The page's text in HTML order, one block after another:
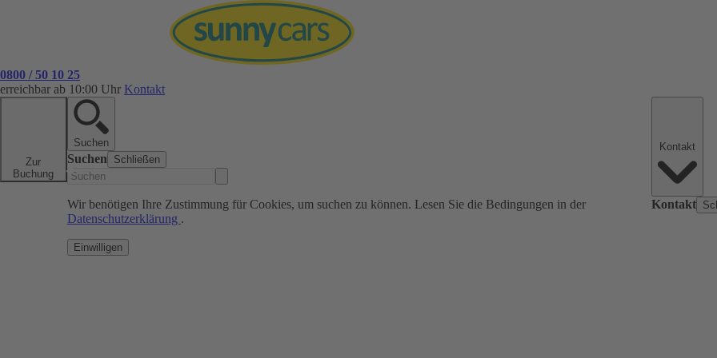
0800 / 50 10 25
erreichbar ab 10:00 Uhr Kontakt
Zur
Buchung
Suchen
Suchen Schließen
Wir benötigen Ihre Zustimmung für Cookies, um suchen zu können. Lesen Sie die Bedingungen in der
Datenschutzerklärung .
Einwilligen
Kontakt